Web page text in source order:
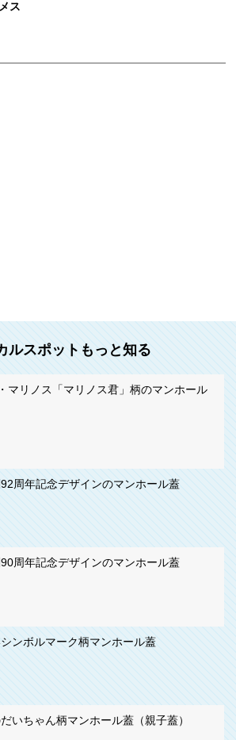
ス
ルスポットもっと知る
マリノス「マリノス君」柄のマンホール
周年記念デザインのマンホール蓋
周年記念デザインのマンホール蓋
ンボルマーク柄マンホール蓋
いちゃん柄マンホール蓋（親子蓋）